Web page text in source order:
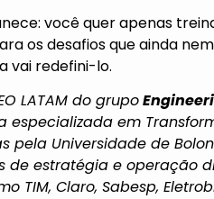
você quer apenas
os desafios que ainda
vai redefini-lo.
LATAM do grupo
especializada em
pela Universidade de
de estratégia e operação
TIM, Claro, Sabesp,